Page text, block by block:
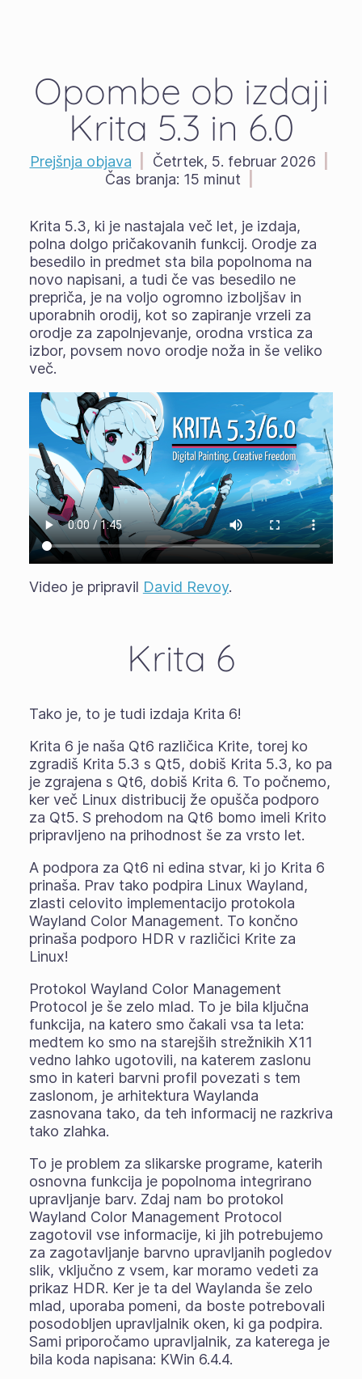
Opombe ob izdaji
Krita 5.3 in 6.0
Prejšnja objava Četrtek, 5. februar 2026
Čas branja: 15 minut
Krita 5.3, ki je nastajala več let, je izdaja,
polna dolgo pričakovanih funkcij. Orodje za
besedilo in predmet sta bila popolnoma na
novo napisani, a tudi če vas besedilo ne
prepriča, je na voljo ogromno izboljšav in
uporabnih orodij, kot so zapiranje vrzeli za
orodje za zapolnjevanje, orodna vrstica za
izbor, povsem novo orodje noža in še veliko
več.
Video je pripravil David Revoy.
Krita 6
Tako je, to je tudi izdaja Krita 6!
Krita 6 je naša Qt6 različica Krite, torej ko
zgradiš Krita 5.3 s Qt5, dobiš Krita 5.3, ko pa
je zgrajena s Qt6, dobiš Krita 6. To počnemo,
ker več Linux distribucij že opušča podporo
za Qt5. S prehodom na Qt6 bomo imeli Krito
pripravljeno na prihodnost še za vrsto let.
A podpora za Qt6 ni edina stvar, ki jo Krita 6
prinaša. Prav tako podpira Linux Wayland,
zlasti celovito implementacijo protokola
Wayland Color Management. To končno
prinaša podporo HDR v različici Krite za
Linux!
Protokol Wayland Color Management
Protocol je še zelo mlad. To je bila ključna
funkcija, na katero smo čakali vsa ta leta:
medtem ko smo na starejših strežnikih X11
vedno lahko ugotovili, na katerem zaslonu
smo in kateri barvni profil povezati s tem
zaslonom, je arhitektura Waylanda
zasnovana tako, da teh informacij ne razkriva
tako zlahka.
To je problem za slikarske programe, katerih
osnovna funkcija je popolnoma integrirano
upravljanje barv. Zdaj nam bo protokol
Wayland Color Management Protocol
zagotovil vse informacije, ki jih potrebujemo
za zagotavljanje barvno upravljanih pogledov
slik, vključno z vsem, kar moramo vedeti za
prikaz HDR. Ker je ta del Waylanda še zelo
mlad, uporaba pomeni, da boste potrebovali
posodobljen upravljalnik oken, ki ga podpira.
Sami priporočamo upravljalnik, za katerega je
bila koda napisana: KWin 6.4.4.